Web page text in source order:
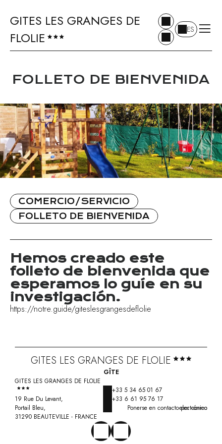
GITES LES GRANGES DE
FLOLIE
ES
FOLLETO DE BIENVENIDA
COMERCIO/SERVICIO
FOLLETO DE BIENVENIDA
Hemos creado este
folleto de bienvenida que
esperamos lo guíe en su
investigación.
https://notre.guide/giteslesgrangesdeflolie
GITES LES GRANGES DE FLOLIE
GÎTE
GITES LES GRANGES DE FLOLIE
19 Rue Du Levant,
Portail Bleu,
31290 BEAUTEVILLE - FRANCE
+33 5 34 65 01 67
+33 6 61 95 76 17
Ponerse en contacto por correo electrónico